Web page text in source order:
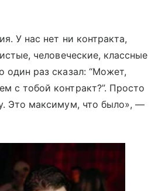
У нас нет ни контракта,
человеческие, классные
один раз сказал: “Может,
с тобой контракт?”. Просто
Это максимум, что было», —